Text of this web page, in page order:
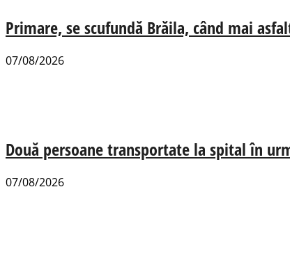
Primare, se scufundă Brăila, când mai
07/08/2026
Două persoane transportate la spital în
07/08/2026